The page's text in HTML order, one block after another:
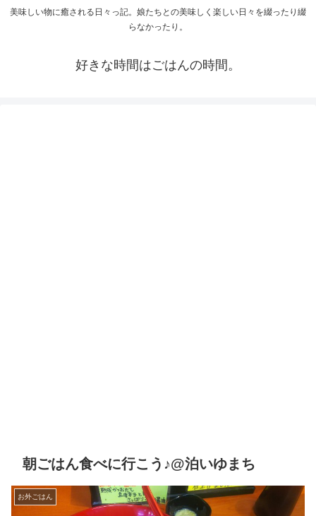
美味しい物に癒される日々っ記。娘たちとの美味しく楽しい日々を綴ったり綴
らなかったり。
好きな時間はごはんの時間。
朝ごはん食べに行こう♪@泊いゆまち
お外ごはん